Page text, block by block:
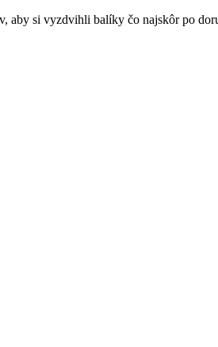
si vyzdvihli balíky čo najskôr po